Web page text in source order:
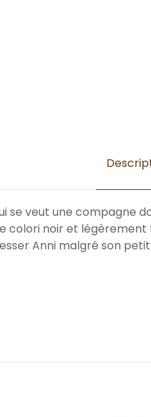
se veut une compagne
colori noir et
Anni malgré son